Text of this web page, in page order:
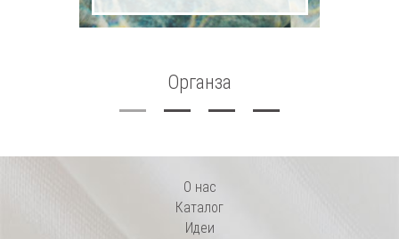
Органза
О нас
Каталог
Идеи